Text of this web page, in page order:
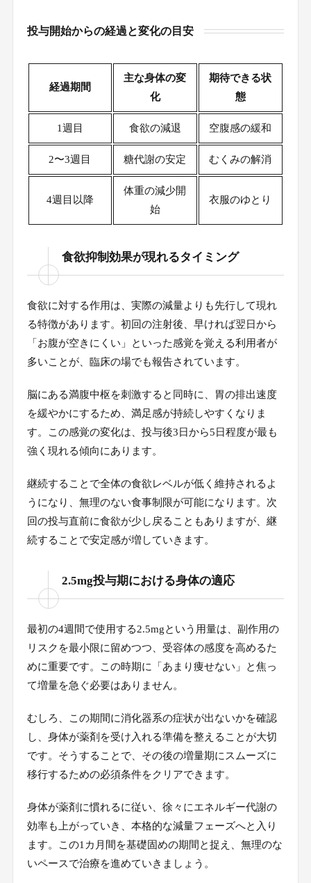
投与開始からの経過と変化の目安
経過期間
主な身体の変
化
期待できる状
態
1週目 食欲の減退 空腹感の緩和
2〜3週目 糖代謝の安定 むくみの解消
4週目以降
体重の減少開
始
衣服のゆとり
食欲抑制効果が現れるタイミング
食欲に対する作用は、実際の減量よりも先行して現れ
る特徴があります。初回の注射後、早ければ翌日から
「お腹が空きにくい」といった感覚を覚える利用者が
多いことが、臨床の場でも報告されています。
脳にある満腹中枢を刺激すると同時に、胃の排出速度
を緩やかにするため、満足感が持続しやすくなりま
す。この感覚の変化は、投与後3日から5日程度が最も
強く現れる傾向にあります。
継続することで全体の食欲レベルが低く維持されるよ
うになり、無理のない食事制限が可能になります。次
回の投与直前に食欲が少し戻ることもありますが、継
続することで安定感が増していきます。
2.5mg投与期における身体の適応
最初の4週間で使用する2.5mgという用量は、副作用の
リスクを最小限に留めつつ、受容体の感度を高めるた
めに重要です。この時期に「あまり痩せない」と焦っ
て増量を急ぐ必要はありません。
むしろ、この期間に消化器系の症状が出ないかを確認
し、身体が薬剤を受け入れる準備を整えることが大切
です。そうすることで、その後の増量期にスムーズに
移行するための必須条件をクリアできます。
身体が薬剤に慣れるに従い、徐々にエネルギー代謝の
効率も上がっていき、本格的な減量フェーズへと入り
ます。この1カ月間を基礎固めの期間と捉え、無理のな
いペースで治療を進めていきましょう。